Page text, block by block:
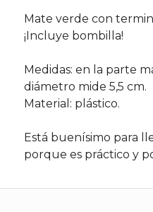
Mate verde con
¡Incluye bombilla!
Medidas: en la parte
diámetro mide 5,5 cm.
Material: plástico.
Está buenísimo para
porque es práctico y